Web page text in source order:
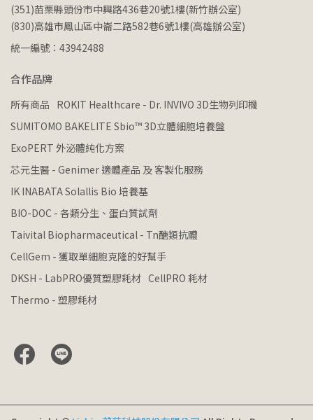
(351)苗栗縣頭份市中興路436巷20號1樓(新竹辦公室)
(830)高雄市鳳山區中崙二路582巷6號1樓(高雄辦公室)
統一編號：43942488
合作品牌
所有商品 ROKIT Healthcare - Dr. INVIVO 3D生物列印機
SUMITOMO BAKELITE Sbio™ 3D立體細胞培養盤
ExoPERT 外泌體純化方案
芯元生醫 - Genimer 適體產品 及 客製化服務
IK INABATA Solallis Bio 培養基
BIO-DOC - 各類分生、蛋白質試劑
Taivital Biopharmaceutical - Tn醣類抗體
CellGem - 獲取單細胞克隆的好幫手
DKSH - LabPRO優質塑膠耗材 CellPRO 耗材
Thermo - 塑膠耗材